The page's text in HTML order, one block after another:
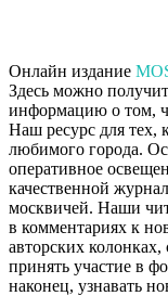
Онлайн издание
Здесь можно
информацию о том,
Наш ресурс для тех,
любимого города.
оперативное
качественной
москвичей. Наши
в комментариях к
авторских
принять участие в
наконец, узнавать